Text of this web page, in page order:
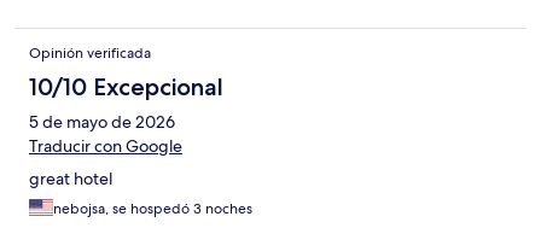
Opinión verificada
10/10 Excepcional
5 de mayo de 2026
Traducir con Google
great hotel
nebojsa, se hospedó 3 noches